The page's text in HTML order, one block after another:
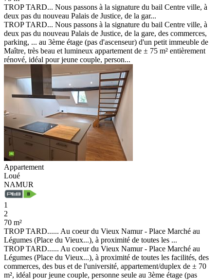
TROP TARD... Nous passons à la signature du bail Centre ville, à
deux pas du nouveau Palais de Justice, de la gar...
TROP TARD... Nous passons à la signature du bail Centre ville, à
deux pas du nouveau Palais de Justice, de la gare, des commerces,
parking, ... au 3ème étage (pas d'ascenseur) d'un petit immeuble de
Maître, très beau et lumineux appartement de ± 75 m² entièrement
rénové, idéal pour jeune couple, person...
Appartement
Loué
NAMUR
1
2
70 m²
TROP TARD...... Au coeur du Vieux Namur - Place Marché au
Légumes (Place du Vieux...), à proximité de toutes les ...
TROP TARD...... Au coeur du Vieux Namur - Place Marché au
Légumes (Place du Vieux...), à proximité de toutes les facilités, des
commerces, des bus et de l'université, appartement/duplex de ± 70
m², idéal pour jeune couple, personne seule au 3ème étage (pas